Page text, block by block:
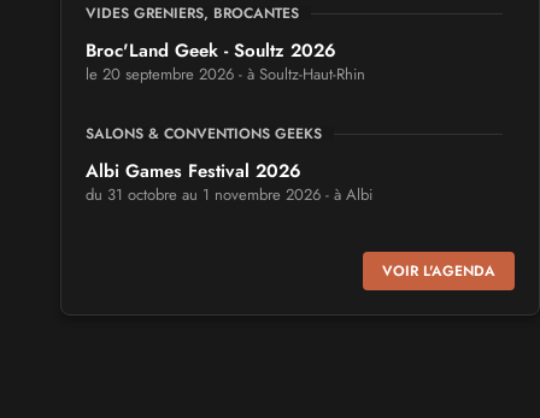
VIDES GRENIERS, BROCANTES
Broc'Land Geek - Soultz 2026
le 20 septembre 2026 - à Soultz-Haut-Rhin
SALONS & CONVENTIONS GEEKS
Albi Games Festival 2026
du 31 octobre au 1 novembre 2026 - à Albi
Virtual Calais - salon du jeu vidéo et des loisirs
numériques 2026
VOIR L'AGENDA